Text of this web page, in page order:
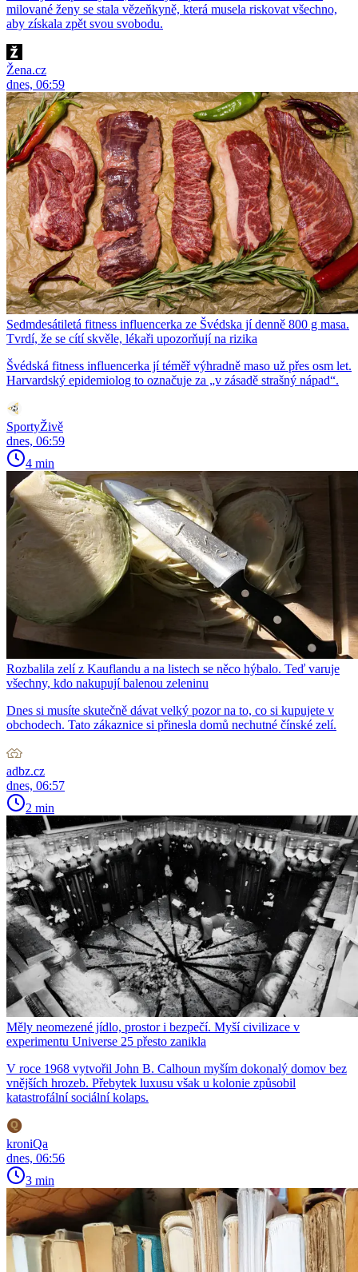
milované ženy se stala vězeňkyně, která musela riskovat všechno,
aby získala zpět svou svobodu.
Žena.cz
dnes, 06:59
Sedmdesátiletá fitness influencerka ze Švédska jí denně 800 g masa.
Tvrdí, že se cítí skvěle, lékaři upozorňují na rizika
Švédská fitness influencerka jí téměř výhradně maso už přes osm let.
Harvardský epidemiolog to označuje za „v zásadě strašný nápad“.
SportyŽivě
dnes, 06:59
4 min
Rozbalila zelí z Kauflandu a na listech se něco hýbalo. Teď varuje
všechny, kdo nakupují balenou zeleninu
Dnes si musíte skutečně dávat velký pozor na to, co si kupujete v
obchodech. Tato zákaznice si přinesla domů nechutné čínské zelí.
adbz.cz
dnes, 06:57
2 min
Měly neomezené jídlo, prostor i bezpečí. Myší civilizace v
experimentu Universe 25 přesto zanikla
V roce 1968 vytvořil John B. Calhoun myším dokonalý domov bez
vnějších hrozeb. Přebytek luxusu však u kolonie způsobil
katastrofální sociální kolaps.
kroniQa
dnes, 06:56
3 min